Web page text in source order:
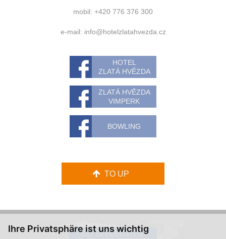
Ihre Privatsphäre ist uns wichtig
mobil: +420 776 376 300
e-mail: info@hotelzlatahvezda.cz
HOTEL
ZLATÁ HVĚZDA
ZLATÁ HVĚZDA
VIMPERK
BOWLING
TO UP